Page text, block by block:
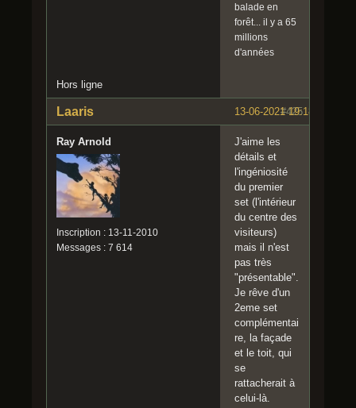
balade en
forêt... il y a 65
millions
d'années
Hors ligne
#425
13-06-2021 19:18:34
Laaris
Ray Arnold
Inscription : 13-11-2010
Messages : 7 614
J'aime les
détails et
l'ingéniosité
du premier
set (l'intérieur
du centre des
visiteurs)
mais il n'est
pas très
"présentable".
Je rêve d'un
2eme set
complémentai
re, la façade
et le toit, qui
se
rattacherait à
celui-là.